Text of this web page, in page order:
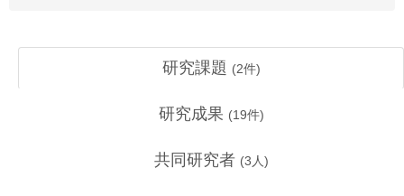
研究課題 (2件)
研究成果 (19件)
共同研究者 (3 人)